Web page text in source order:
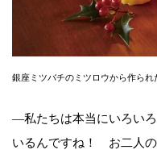
銀座ミツバチのミツロウから作られ
―私たちは本当にいろい
いるんですね！ お二人